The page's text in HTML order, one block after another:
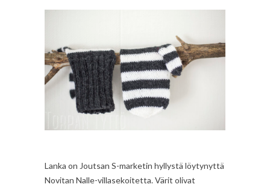
Lanka on Joutsan S-marketin hyllystä löytynyttä
Novitan Nalle-villasekoitetta. Värit olivat